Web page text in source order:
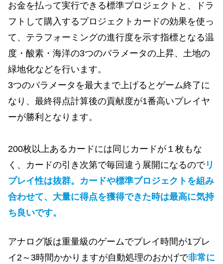
お金を払って実行できる標準プロジェクトと、ドラ
フトして購入するプロジェクトカードの効果を使っ
て、テラフォーミングの進行度を示す指標となる温
度・酸素・海洋の3つのパラメータの上昇、土地の
緑地化などを行います。
3つのパラメータを最大まで上げるとゲーム終了に
なり、最終得点計算後の貢献度が1番高いプレイヤ
ーが勝利となります。
200枚以上あるカードには同じカードが１枚もな
く、カードの引き次第で毎回違う展開になるのでリ
プレイ性は抜群。カードや標準プロジェクトを組み
合わせて、大量に得点を獲得できた時は最高に気持
ち良いです。
アナログ版は重量級のゲームでプレイ時間が1プレ
イ2～3時間かかりますが自動処理のおかげで非常に